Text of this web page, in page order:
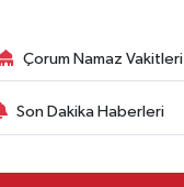
Çorum Namaz Vakitleri
Son Dakika Haberleri